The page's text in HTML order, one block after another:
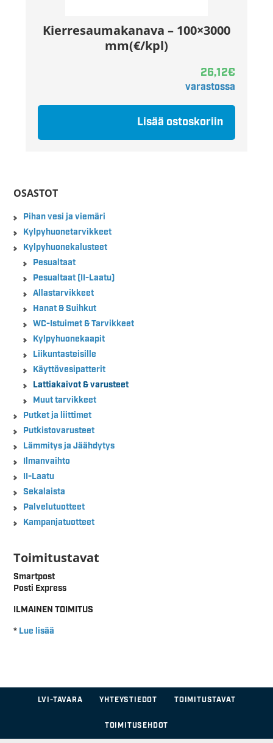
Kierresaumakanava – 100×3000
mm(€/kpl)
26,12€
varastossa
Lisää ostoskoriin
OSASTOT
Pihan vesi ja viemäri
Kylpyhuonetarvikkeet
Kylpyhuonekalusteet
Pesualtaat
Pesualtaat (II-Laatu)
Allastarvikkeet
Hanat & Suihkut
WC-Istuimet & Tarvikkeet
Kylpyhuonekaapit
Liikuntasteisille
Käyttövesipatterit
Lattiakaivot & varusteet
Muut tarvikkeet
Putket ja liittimet
Putkistovarusteet
Lämmitys ja Jäähdytys
Ilmanvaihto
II-Laatu
Sekalaista
Palvelutuotteet
Kampanjatuotteet
Toimitustavat
Smartpost
Posti Express
ILMAINEN TOIMITUS
* Lue lisää
LVI-TAVARA YHTEYSTIEDOT TOIMITUSTAVAT
TOIMITUSEHDOT